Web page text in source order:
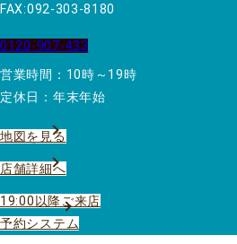
FAX:092-303-8180
0120-907-433
営業時間：10時～19時
定休日：年末年始
地図を見る
店舗詳細へ
19:00以降ご来店
予約システム